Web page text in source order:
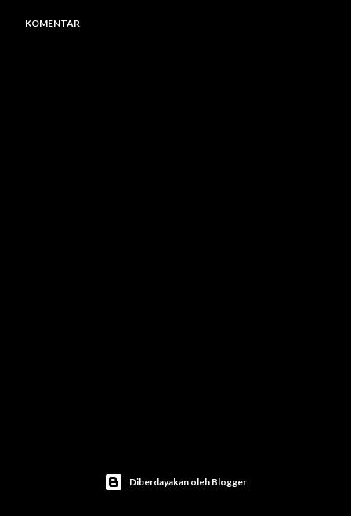
KOMENTAR
Diberdayakan oleh Blogger